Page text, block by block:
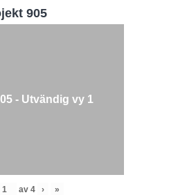
905
- Utvändig vy 1
av 4 › »